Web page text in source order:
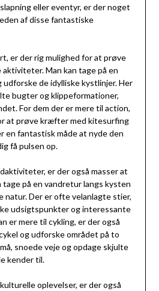
eller eventyr, er der noget
af disse fantastiske
er der rig mulighed for at prøve
Man kan tage på en
de idylliske kystlinjer. Her
bugter og klippeformationer,
For dem der er mere til action,
at prøve kræfter med kitesurfing
en fantastisk måde at nyde den
få pulsen op.
er der også masser at
tage på en vandretur langs kysten
natur. Der er ofte velanlagte stier,
udsigtspunkter og interessante
er mere til cykling, er der også
og udforske området på to
snoede veje og opdage skjulte
kender til.
oplevelser, er der også